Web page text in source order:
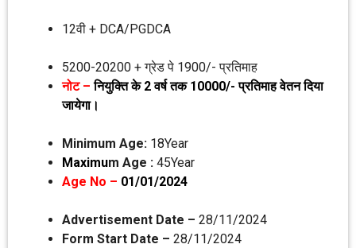
12वी + DCA/PGDCA
5200-20200 + ग्रेड पे 1900/- प्रतिमाह
नोट –नियुक्‍ति‍ के 2 वर्ष तक 10000/- प्रतिमाह वेतन दिया
जायेगा।
Minimum Age: 18Year
Maximum Age : 45Year
Age No – 01/01/2024
Advertisement Date – 28/11/2024
Form Start Date – 28/11/2024